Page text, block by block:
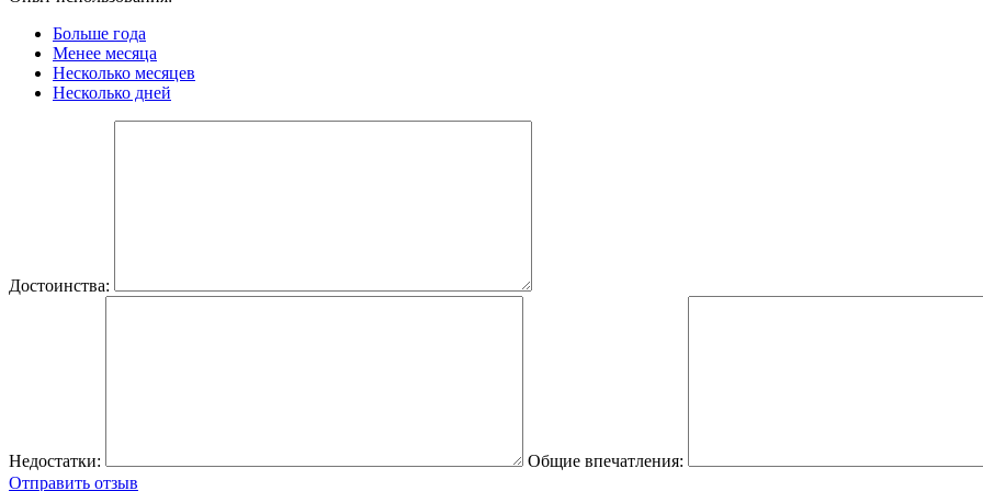
Больше года
Менее месяца
Несколько месяцев
Несколько дней
Достоинства:
Недостатки: Общие впечатления:
Отправить отзыв